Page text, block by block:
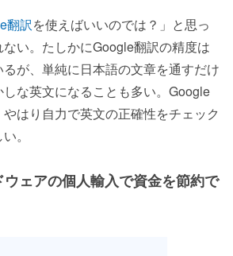
翻訳を使えばいいのでは？」と思っ
い。たしかにGoogle翻訳の精度は
が、単純に日本語の文章を通すだけ
な英文になることも多い。Google
はり自力で英文の正確性をチェック
。
ェアの個人輸入で資金を節約で